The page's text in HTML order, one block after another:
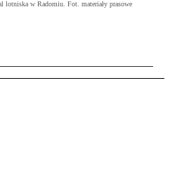
lotniska w Radomiu. Fot. materiały prasowe